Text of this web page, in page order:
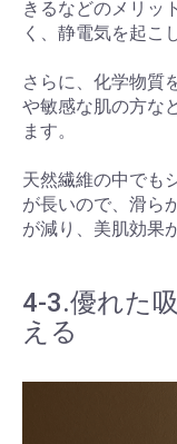
きるなどのメリッ
く、静電気を起こ
さらに、化学物質
や敏感な肌の方な
ます。
天然繊維の中でも
が長いので、滑ら
が減り、美肌効果
4-3.優れた
える